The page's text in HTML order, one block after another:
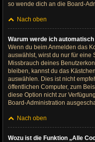
so wende dich an die Board-
Nach oben
Warum werde ich
Wenn du beim Anmelden das
auswählst, wirst du nur für eine
Missbrauch deines
bleiben, kannst du das
auswählen. Dies ist nicht
öffentlichen Computer, zum
diese Option nicht zur
Board-Administration
Nach oben
Wozu ist die Funktion „Alle